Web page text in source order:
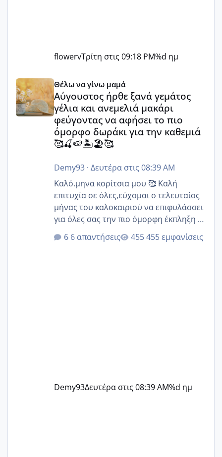
flowervΤρίτη στις 09:18 PM%d ημ
Αύγουστος ήρθε ξανά γεμάτος γέλια και ανεμελιά
Θέλω να γίνω μαμά
Αύγουστος ήρθε ξανά γεμάτος
γέλια και ανεμελιά μακάρι
φεύγοντας να αφήσει το πιο
όμορφο δωράκι για την καθεμιά
🥰🍒🍉🏝️🏖️🥰
Demy93· Δευτέρα στις 08:39 AM
Καλό.μηνα κορίτσια μου 🥰 Καλή
επιτυχία σε όλες,εύχομαι ο τελευταίος
μήνας του καλοκαιριού να επιφυλάσσει
για όλες σας την πιο όμορφη έκπληξη 🧿
@Elk @Melikara86 @Παρασκευαιδου
@Zenia z @melitiniღ @Christi.D.
6 απαντήσεις 455 εμφανίσεις
Demy93Δευτέρα στις 08:39 AM%d ημ